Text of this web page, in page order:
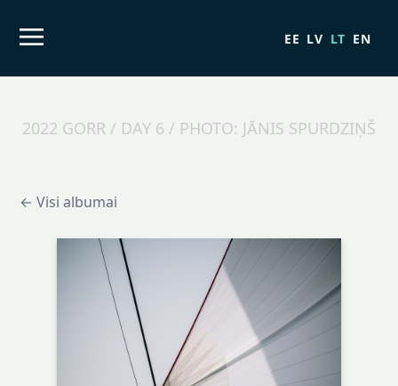
EE LV LT EN
2022 GORR / DAY 6 / PHOTO: JĀNIS SPURDZIŅŠ
← Visi albumai